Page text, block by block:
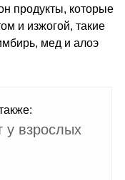
продукты, которые
и изжогой, такие
мед и алоэ
у взрослых